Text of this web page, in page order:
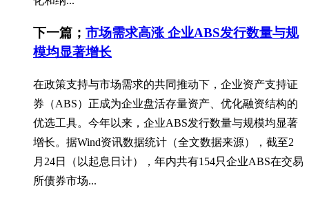
下一篇； 市场需求高涨 企业ABS发行数量与规
模均显著增长
在政策支持与市场需求的共同推动下，企业资产支持证
券（ABS）正成为企业盘活存量资产、优化融资结构的
优选工具。今年以来，企业ABS发行数量与规模均显著
增长。据Wind资讯数据统计（全文数据来源），截至2
月24日（以起息日计），年内共有154只企业ABS在交易
所债券市场...